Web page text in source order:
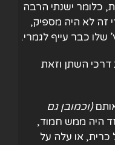
כלומר ישנתי הרבה
זה לא היה מספיק,
שלו כבר עייף לגמרי.
השתן וזאת
(וכמובן גם
היה ממש חמוד,
או עלה על